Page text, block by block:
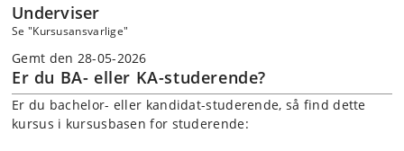
Underviser
Se "Kursusansvarlige"
Gemt den 28-05-2026
Er du BA- eller KA-studerende?
Er du bachelor- eller kandidat-studerende, så find dette
kursus i kursusbasen for studerende: